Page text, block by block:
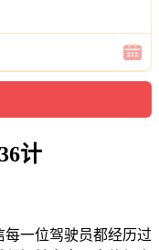
计
一位驾驶员都经历过